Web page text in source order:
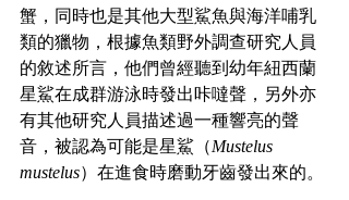
蟹，同時也是其他大型鯊魚與海洋哺乳
類的獵物，根據魚類野外調查研究人員
的敘述所言，他們曾經聽到幼年紐西蘭
星鯊在成群游泳時發出咔噠聲，另外亦
有其他研究人員描述過一種響亮的聲
音，被認為可能是星鯊（Mustelus
mustelus）在進食時磨動牙齒發出來的。